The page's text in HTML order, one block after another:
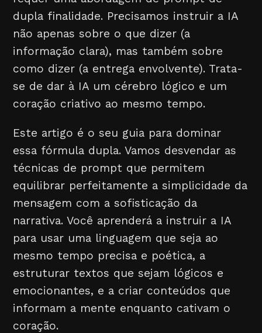
dupla finalidade. Precisamos instruir a IA
não apenas sobre o que dizer (a
informação clara), mas também sobre
como dizer (a entrega envolvente). Trata-
se de dar à IA um cérebro lógico e um
coração criativo ao mesmo tempo.
Este artigo é o seu guia para dominar
essa fórmula dupla. Vamos desvendar as
técnicas de prompt que permitem
equilibrar perfeitamente a simplicidade da
mensagem com a sofisticação da
narrativa. Você aprenderá a instruir a IA
para usar uma linguagem que seja ao
mesmo tempo precisa e poética, a
estruturar textos que sejam lógicos e
emocionantes, e a criar conteúdos que
informam a mente enquanto cativam o
coração.